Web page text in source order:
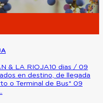
& LA RIOJA10 dias / 09
en destino, de llegada
o Terminal de Bus* 09